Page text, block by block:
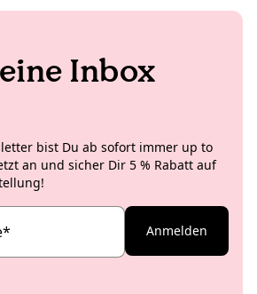
kreiert insbesondere für die
Inbox
bist Du ab sofort immer up to
an und sicher Dir 5 % Rabatt auf
* Anmelden